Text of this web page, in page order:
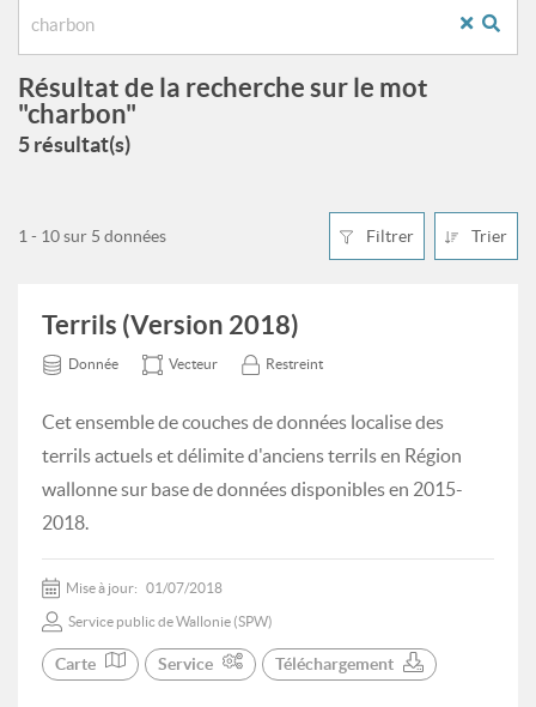
Résultat de la recherche sur le mot
"charbon"
5 résultat(s)
Filtrer Trier
1 - 10 sur 5 données
Terrils (Version 2018)
Donnée Vecteur Restreint
Cet ensemble de couches de données localise des
terrils actuels et délimite d'anciens terrils en Région
wallonne sur base de données disponibles en 2015-
2018.
Mise à jour: 01/07/2018
Service public de Wallonie (SPW)
Carte Service Téléchargement